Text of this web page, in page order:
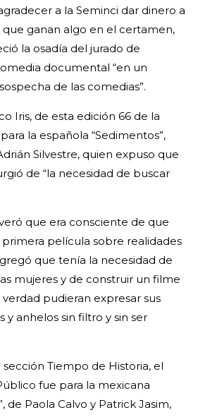
a la Seminci dar dinero a
que ganan algo en el certamen,
la osadía del jurado de
documental “en un
de las comedias”.
Iris, de esta edición 66 de la
la española “Sedimentos”,
Silvestre, quien expuso que
de “la necesidad de buscar
que era consciente de que
primera película sobre realidades
que tenía la necesidad de
mujeres y de construir un filme
pudieran expresar sus
y anhelos sin filtro y sin ser
Tiempo de Historia, el
fue para la mexicana
de Paola Calvo y Patrick Jasim,